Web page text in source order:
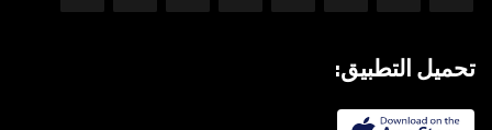
تحميل التطبيق: